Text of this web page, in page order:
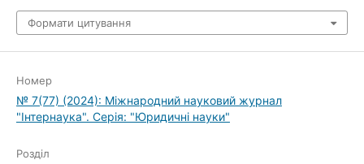
Формати цитування
Номер
№ 7(77) (2024): Міжнародний науковий журнал
"Інтернаука". Серія: "Юридичні науки"
Розділ